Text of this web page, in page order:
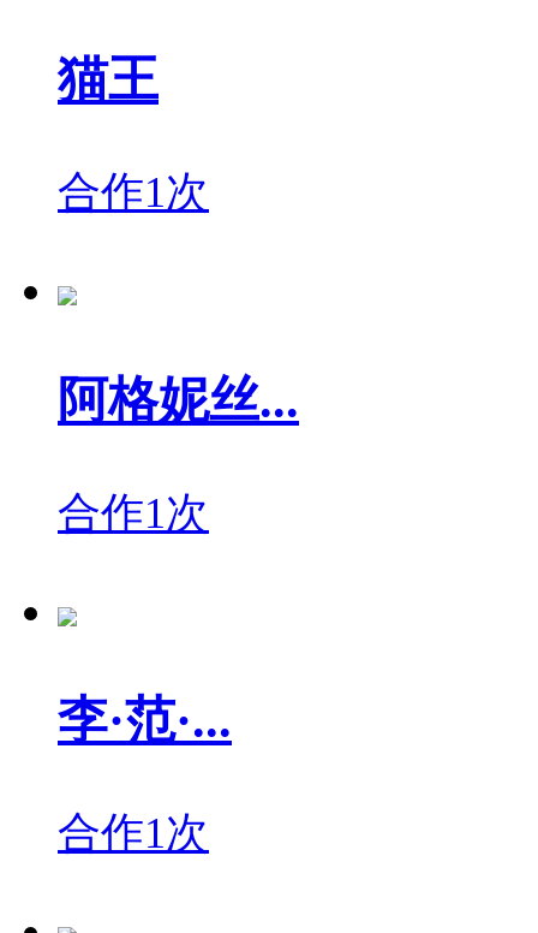
猫王
合作1次
阿格妮丝...
合作1次
李·范·...
合作1次